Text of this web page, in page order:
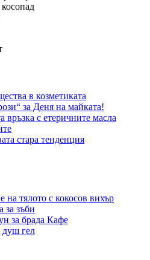
в козметиката
за Деня на майката!
връзка с етеричните масла
стара тенденция
тялото с кокосов вихър
за зъби
за брада Кафе
гел